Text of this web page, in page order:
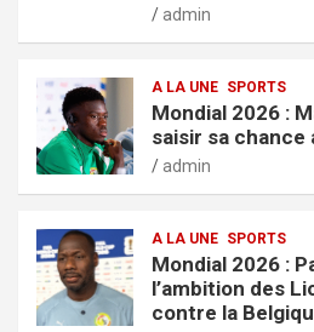
admin
A LA UNE SPORTS
Mondial 2026 :
saisir sa chance
admin
A LA UNE SPORTS
Mondial 2026 :
l’ambition des
contre la